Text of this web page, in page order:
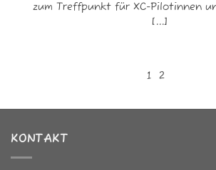
zum Treffpunkt für XC-Pilotinnen
[...]
1 2
KONTAKT